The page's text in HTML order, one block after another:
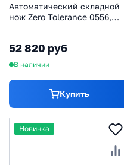
Автоматический складной
нож Zero Tolerance 0556,
52 820 руб
В наличии
Купить
Новинка